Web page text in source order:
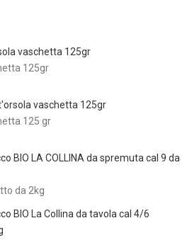
vaschetta 125gr
125gr
vaschetta 125gr
125 gr
BIO LA COLLINA da spremuta cal 9 da
da 2kg
BIO La Collina da tavola cal 4/6